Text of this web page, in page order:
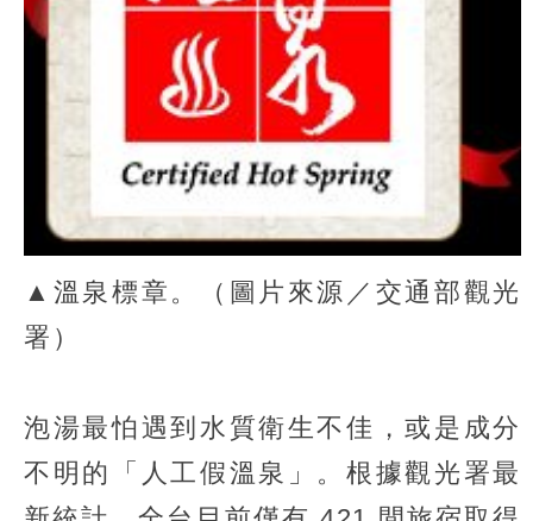
▲溫泉標章。（圖片來源／交通部觀光
署）
泡湯最怕遇到水質衛生不佳，或是成分
不明的「人工假溫泉」。根據觀光署最